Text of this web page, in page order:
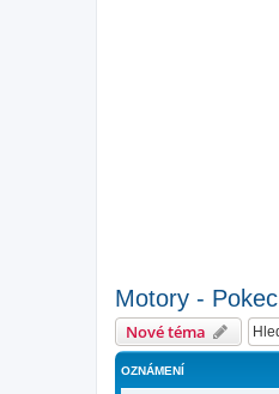
Motory - Pokec
Nové téma
OZNÁMENÍ